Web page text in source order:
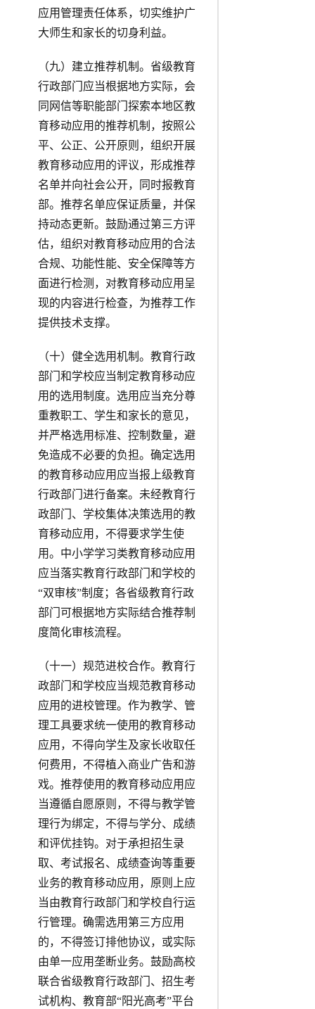
应用管理责任体系，切实维护广
大师生和家长的切身利益。
（九）建立推荐机制。省级教育
行政部门应当根据地方实际，会
同网信等职能部门探索本地区教
育移动应用的推荐机制，按照公
平、公正、公开原则，组织开展
教育移动应用的评议，形成推荐
名单并向社会公开，同时报教育
部。推荐名单应保证质量，并保
持动态更新。鼓励通过第三方评
估，组织对教育移动应用的合法
合规、功能性能、安全保障等方
面进行检测，对教育移动应用呈
现的内容进行检查，为推荐工作
提供技术支撑。
（十）健全选用机制。教育行政
部门和学校应当制定教育移动应
用的选用制度。选用应当充分尊
重教职工、学生和家长的意见，
并严格选用标准、控制数量，避
免造成不必要的负担。确定选用
的教育移动应用应当报上级教育
行政部门进行备案。未经教育行
政部门、学校集体决策选用的教
育移动应用，不得要求学生使
用。中小学学习类教育移动应用
应当落实教育行政部门和学校的
“双审核”制度；各省级教育行政
部门可根据地方实际结合推荐制
度简化审核流程。
（十一）规范进校合作。教育行
政部门和学校应当规范教育移动
应用的进校管理。作为教学、管
理工具要求统一使用的教育移动
应用，不得向学生及家长收取任
何费用，不得植入商业广告和游
戏。推荐使用的教育移动应用应
当遵循自愿原则，不得与教学管
理行为绑定，不得与学分、成绩
和评优挂钩。对于承担招生录
取、考试报名、成绩查询等重要
业务的教育移动应用，原则上应
当由教育行政部门和学校自行运
行管理。确需选用第三方应用
的，不得签订排他协议，或实际
由单一应用垄断业务。鼓励高校
联合省级教育行政部门、招生考
试机构、教育部“阳光高考”平台